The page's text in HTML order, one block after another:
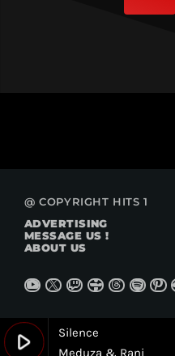
play_arrow
Silence
Meduza & Rani
@ COPYRIGHT HITS 1
ADVERTISING
MESSAGE US !
ABOUT US